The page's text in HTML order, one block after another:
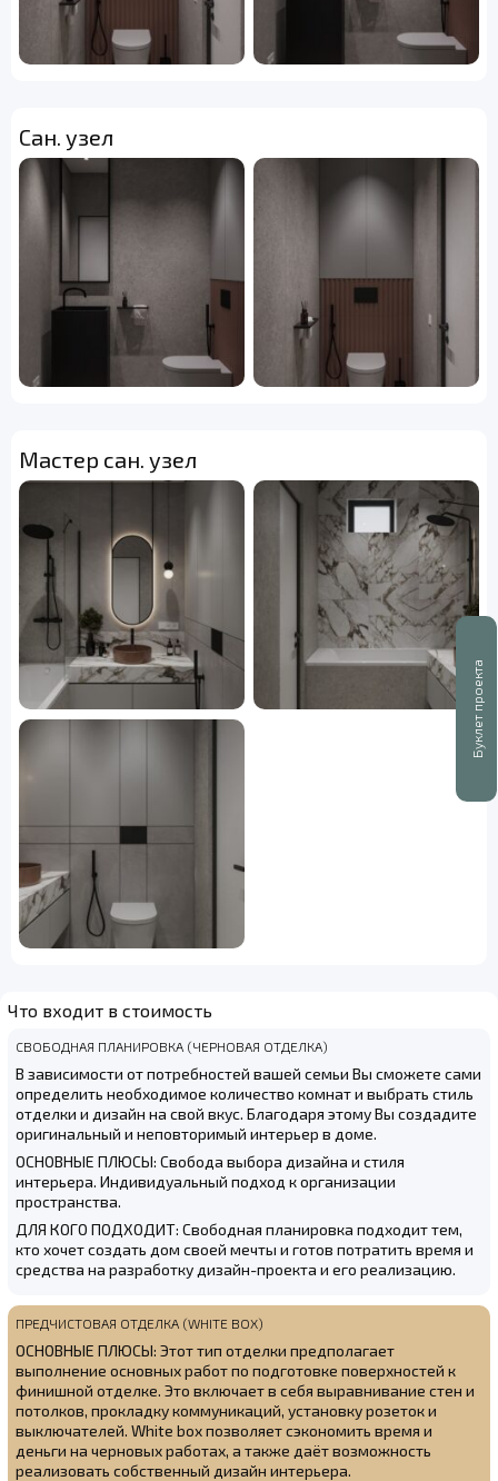
Буклет проекта
Сан. узел
Мастер сан. узел
Что входит в стоимость
СВОБОДНАЯ ПЛАНИРОВКА (ЧЕРНОВАЯ ОТДЕЛКА)
В зависимости от потребностей вашей семьи Вы сможете сами
определить необходимое количество комнат и выбрать стиль
отделки и дизайн на свой вкус. Благодаря этому Вы создадите
оригинальный и неповторимый интерьер в доме.
ОСНОВНЫЕ ПЛЮСЫ: Свобода выбора дизайна и стиля
интерьера. Индивидуальный подход к организации
пространства.
ДЛЯ КОГО ПОДХОДИТ: Свободная планировка подходит тем,
кто хочет создать дом своей мечты и готов потратить время и
средства на разработку дизайн-проекта и его реализацию.
ПРЕДЧИСТОВАЯ ОТДЕЛКА (WHITE BOX)
ОСНОВНЫЕ ПЛЮСЫ: Этот тип отделки предполагает
выполнение основных работ по подготовке поверхностей к
финишной отделке. Это включает в себя выравнивание стен и
потолков, прокладку коммуникаций, установку розеток и
выключателей. White box позволяет сэкономить время и
деньги на черновых работах, а также даёт возможность
реализовать собственный дизайн интерьера.